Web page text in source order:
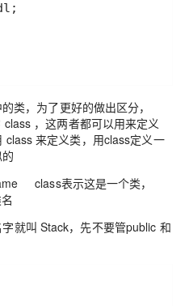
类，为了更好的做出区分，
，这两者都可以用来定义
class 来定义类，用class定义一
class表示这是一个类，
就叫 Stack，先不要管public 和